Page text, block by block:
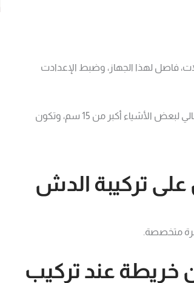
فاصل لهذا الجهاز، وضبط الإعدادت
كما يجب أن يقوم الفني المختص بالدش باختيار اختيار ذو قطر عالي لبعض الأشياء أكبر من 15 سم، وتكون
تركيبة الدش
متخصصة.
خريطة عند تركيب